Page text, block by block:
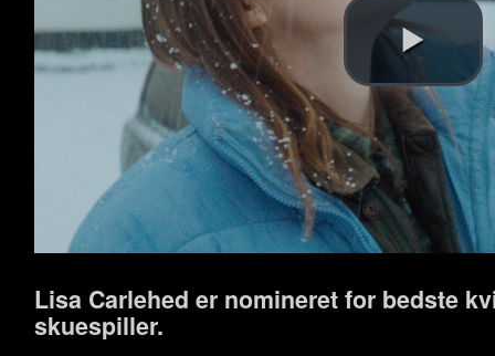
Lisa Carlehed er nomineret for bedste
skuespiller.